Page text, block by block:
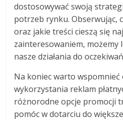
dostosowywać swoją
potrzeb rynku. Obserwując,
oraz jakie treści cieszą się
zainteresowaniem, możemy
nasze działania do
Na koniec warto wspomnieć
wykorzystania reklam
różnorodne opcje promocji
pomóc w dotarciu do